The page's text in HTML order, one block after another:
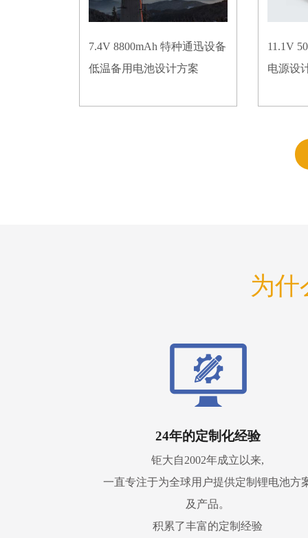
7.4V 8800mAh 特种通迅设备
低温备用电池设计方案
11.1V
电源设
为什
24年的定制化经验
钜大自2002年成立以来,
一直专注于为全球用户提供定制锂电池方
及产品。
积累了丰富的定制经验